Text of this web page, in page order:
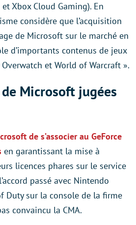
Xbox Cloud Gaming). En
considère que l’acquisition
de Microsoft sur le marché en
d’importants contenus de jeux
et World of Warcraft ».
Microsoft jugées
de s’associer au GeForce
en garantissant la mise à
licences phares sur le service
passé avec Nintendo
Duty sur la console de la firme
convaincu la CMA.